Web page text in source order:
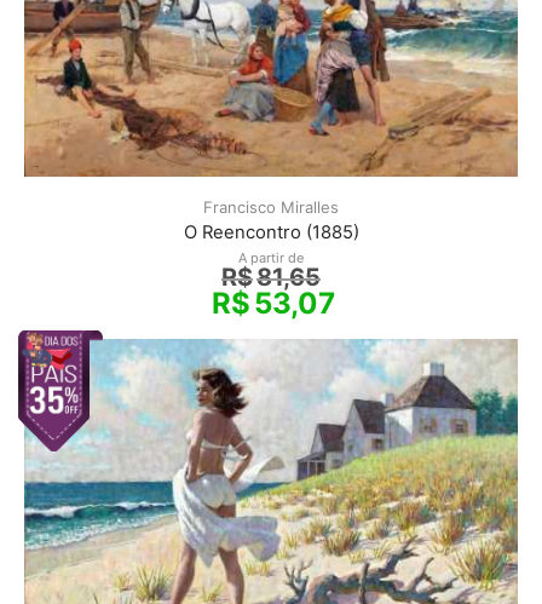
Francisco Miralles
O Reencontro (1885)
A partir de
R$81,65
R$53,07